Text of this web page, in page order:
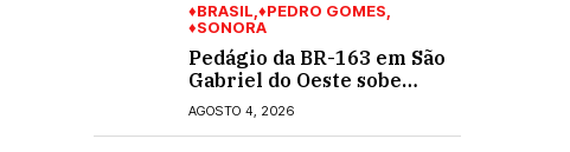
♦BRASIL ♦PEDRO GOMES
♦SONORA
Pedágio da BR-163 em São
Gabriel do Oeste sobe
40,53% e passa a custar R$
10,70 a partir desta quarta-
AGOSTO 4, 2026